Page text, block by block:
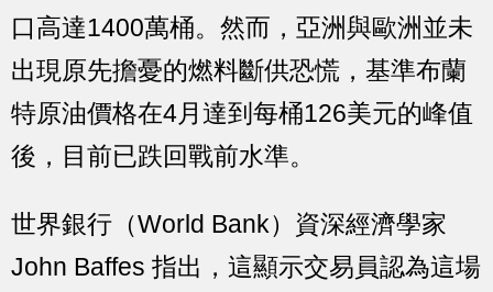
口高達1400萬桶。然而，亞洲與歐洲並未
出現原先擔憂的燃料斷供恐慌，基準布蘭
特原油價格在4月達到每桶126美元的峰值
後，目前已跌回戰前水準。
世界銀行（World Bank）資深經濟學家
John Baffes 指出，這顯示交易員認為這場